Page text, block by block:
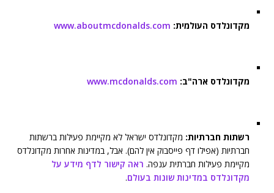
מקדונלדס העולמית: www.aboutmcdonalds.com
מקדונלדס ארה"ב: www.mcdonalds.com
רשתות חברתיות: מקדונלדס ישראל לא מקיימת פעילות ברשתות
חברתיות (אפילו דף פייסבוק אין להם). אבל, במדינות אחרות מקדונלדס
מקיימת פעילות חברתית ענפה. ראה קישור לדף מידע על
מקדונלדס במדינות שונות בעולם.